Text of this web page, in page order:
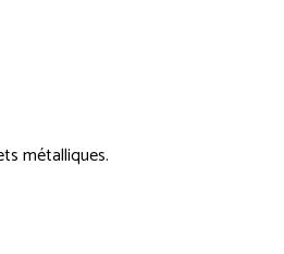
métalliques.